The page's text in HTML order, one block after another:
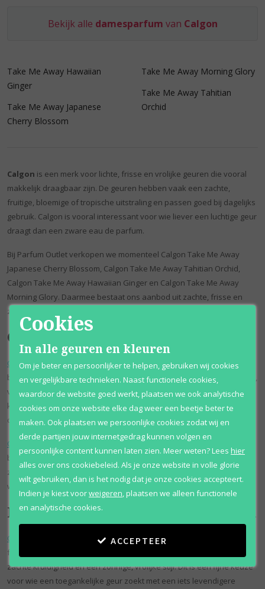
Bekijk alle damesparfum van Calgon
Take Me Away Hawaiian
Ginger
Take Me Away Japanese
Cherry Blossom
Take Me Away Morning Glory
Take Me Away Tahitian
Orchid
Calgon is een merk voor lichte, frisse en vrolijke geuren die vooral
makkelijk draagbaar zijn. De geuren hebben vaak een zachte,
fruitige, bloemige of tropische uitstraling en passen goed bij dagelijks
gebruik. Calgon is vooral interessant voor wie liever een luchtige geur
draagt dan een zware eau de parfum.
Bij Parfum Outlet verkopen we momenteel Calgon Take Me Away
Japanese Cherry Blossom, Calgon Take Me Away Tahitian Orchid,
Calgon Take Me Away Hawaiian Ginger en Calgon Take Me Away
Morning Glory. Daarmee bestaat ons aanbod uit zachte, frisse en
zomerse geuren met elk een eigen bloemige of fruitige richting.
Calgon Take Me Away geuren
Calgon Take Me Away Japanese Cherry Blossomheeft een zachte,
bloemige uitstraling. Deze geur past goed bij wie houdt van een lichte,
vrouwelijke geur met een frisse en verzorgde indruk. De
kersenbloesem geeft de geur een zachte, romantische kant zonder
dat hij zwaar wordt.
Calgon Take Me Away Tahitian Orchidgaat meer richting tropisch
bloemig. Deze geur voelt zonniger en iets exotischer aan, met een
zachte bloemige basis die goed past bij warme dagen of momenten
waarop je iets luchtigs wilt dragen.
Frisse en tropische Calgon geuren
Calgon Take Me Away Hawaiian Ginger heeft een warmere en
fruitigere uitstraling. De geur doet denken aan tropische frisheid,
zachte kruidigheid en een zonnige, vrolijke stijl. Dit is een fijne keuze
voor wie een toegankelijke geur zoekt met een iets levendigere
Cookies
In alle geuren en kleuren
Om je beter en persoonlijker te helpen, gebruiken wij cookies
en vergelijkbare technieken. Naast functionele cookies,
waardoor de website goed werkt, plaatsen we ook analytische
cookies om onze website elke dag weer een beetje beter te
maken. Ook plaatsen we persoonlijke cookies zodat wij en
derde partijen jouw internetgedrag kunnen volgen en
persoonlijke content kunnen laten zien. Meer weten?Lees hier
alles over ons cookiebeleid. Als je onze website in volle glorie
wilt gebruiken, dan is het nodig dat je onze cookies accepteert.
Indien je kiest voorweigeren,plaatsen we alleen functionele
en analytische cookies.
ACCEPTEER